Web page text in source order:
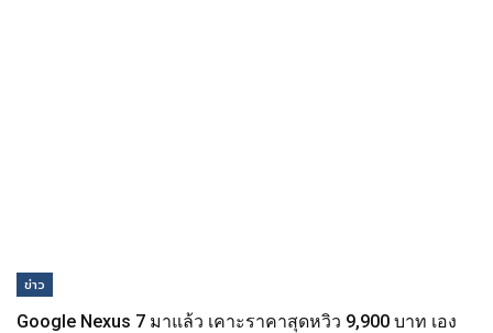
ข่าว
Google Nexus 7 มาแล้ว เคาะราคาสุดหวิว 9,900 บาท เอง